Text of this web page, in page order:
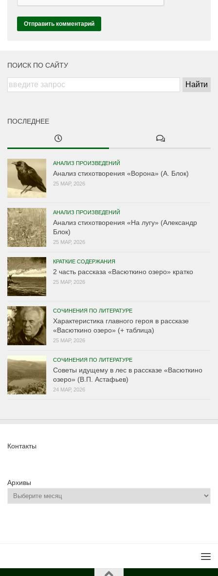
ПОИСК ПО САЙТУ
ПОСЛЕДНЕЕ
АНАЛИЗ ПРОИЗВЕДЕНИЙ
Анализ стихотворения «Ворона» (А. Блок)
25 МАР, 2026
АНАЛИЗ ПРОИЗВЕДЕНИЙ
Анализ стихотворения «На лугу» (Александр
Блок)
25 МАР, 2026
КРАТКИЕ СОДЕРЖАНИЯ
2 часть рассказа «Васюткино озеро» кратко
25 МАР, 2026
СОЧИНЕНИЯ ПО ЛИТЕРАТУРЕ
Характеристика главного героя в рассказе
«Васюткино озеро» (+ таблица)
25 МАР, 2026
СОЧИНЕНИЯ ПО ЛИТЕРАТУРЕ
Советы идущему в лес в рассказе «Васюткино
озеро» (В.П. Астафьев)
24 МАР, 2026
Контакты
Архивы